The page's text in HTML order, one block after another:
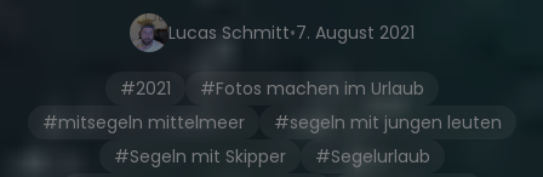
Lucas Schmitt•7. August 2021
#2021
#Fotos machen im Urlaub
#mitsegeln mittelmeer
#segeln mit jungen leuten
#Segeln mit Skipper
#Segelurlaub